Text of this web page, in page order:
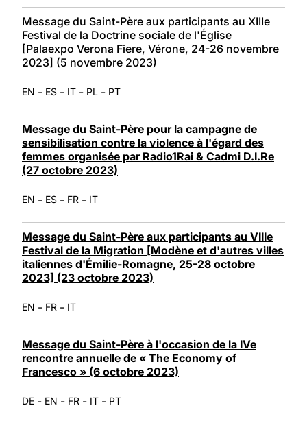
Message du Saint-Père aux participants au XIIIe
Festival de la Doctrine sociale de l'Église
[Palaexpo Verona Fiere, Vérone, 24-26 novembre
2023] (5 novembre 2023)
EN - ES - IT - PL - PT
Message du Saint-Père pour la campagne de
sensibilisation contre la violence à l'égard des
femmes organisée par Radio1Rai & Cadmi D.I.Re
(27 octobre 2023)
EN - ES - FR - IT
Message du Saint-Père aux participants au VIIIe
Festival de la Migration [Modène et d'autres villes
italiennes d'Émilie-Romagne, 25-28 octobre
2023] (23 octobre 2023)
EN - FR - IT
Message du Saint-Père à l'occasion de la IVe
rencontre annuelle de « The Economy of
Francesco » (6 octobre 2023)
DE - EN - FR - IT - PT